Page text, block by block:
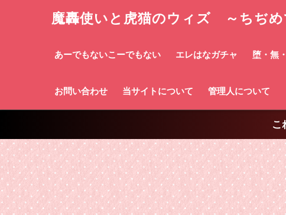
魔轟使いと虎猫のウィズ ～ちぢめ
あーでもないこーでもない エレはなガチャ 堕・無
お問い合わせ 当サイトについて 管理人について
こ